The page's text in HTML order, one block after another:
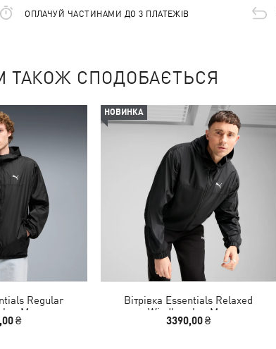
ОПЛАЧУЙ ЧАСТИНАМИ ДО 3 ПЛАТЕЖІВ
ТАКОЖ СПОДОБАЄТЬСЯ
Regular
Men
₴
НОВИНКА
Вітрівка Essentials Relaxed
Windbreaker Men
3390,00 ₴